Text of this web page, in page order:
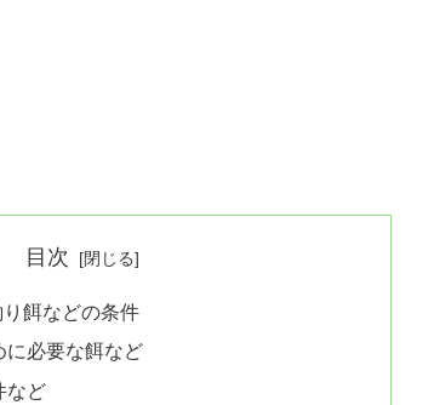
目次
餌などの条件
に必要な餌など
など